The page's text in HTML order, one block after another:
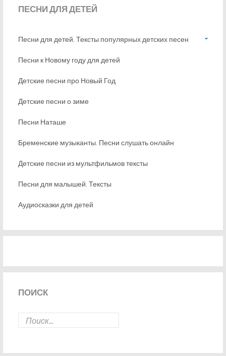
ПЕСНИДЛЯ ДЕТЕЙ
Песни для детей. Тексты популярных детских песен
Песни к Новому году для детей
Детские песни про Новый Год
Детские песни о зиме
Песни Наташе
Бременские музыканты. Песни слушать онлайн
Детские песни из мультфильмов тексты
Песни для малышей. Тексты
Аудиосказки для детей
ПОИСК